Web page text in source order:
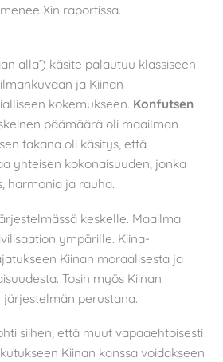
Xin raportissa.
alla’) käsite palautuu klassiseen
ja Kiinan
kokemukseen. Konfutsen
päämäärä oli maailman
takana oli käsitys, että
yhteisen kokonaisuuden, jonka
harmonia ja rauha.
keskelle. Maailma
ympärille. Kiina-
Kiinan moraalisesta ja
Tosin myös Kiinan
perustana.
siihen, että muut vapaaehtoisesti
Kiinan kanssa voidakseen